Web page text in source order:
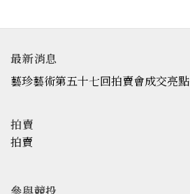
最新消息
藝珍藝術第五十七回拍賣會成交亮點
拍賣
拍賣